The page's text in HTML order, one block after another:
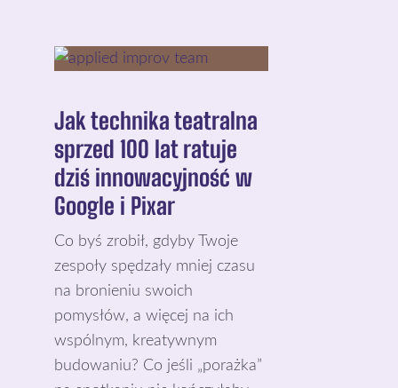
Jak technika teatralna
sprzed 100 lat ratuje
dziś innowacyjność w
Google i Pixar
Co byś zrobił, gdyby Twoje
zespoły spędzały mniej czasu
na bronieniu swoich
pomysłów, a więcej na ich
wspólnym, kreatywnym
budowaniu? Co jeśli „porażka”